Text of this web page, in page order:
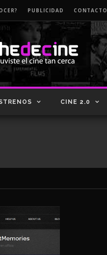
PUBLICIDAD CONTACTO
CINE 2.0